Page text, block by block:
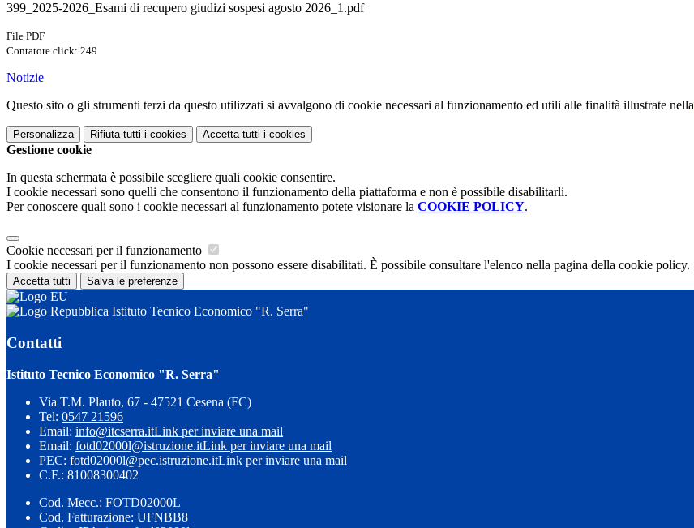
399_2025-2026_Esami di recupero giudizi sospesi agosto 2026_1.pdf
File PDF
Contatore click: 249
Notizie
Questo sito o gli strumenti terzi da questo utilizzati si avvalgono di cookie necessari al funzionamento ed utili alle finalità illustrate nella
Personalizza Rifiuta tutti i cookies Accetta tutti i cookies
Gestione cookie
In questa schermata è possibile scegliere quali cookie consentire.
I cookie necessari sono quelli che consentono il funzionamento della piattaforma e non è possibile disabilitarli.
Per conoscere quali sono i cookie necessari al funzionamento potete visionare la COOKIE POLICY.
Cookie necessari per il funzionamento
I cookie necessari per il funzionamento non possono essere disabilitati. È possibile consultare l'elenco nella pagina della cookie policy.
Accetta tutti Salva le preferenze
Istituto Tecnico Economico "R. Serra"
Contatti
Istituto Tecnico Economico "R. Serra"
Via T.M. Plauto, 67 - 47521 Cesena (FC)
Tel: 0547 21596
Email: info@itcserra.itLink per inviare una mail
Email: fotd02000l@istruzione.itLink per inviare una mail
PEC: fotd02000l@pec.istruzione.itLink per inviare una mail
C.F.: 81008300402
Cod. Mecc.: FOTD02000L
Cod. Fatturazione: UFNBB8